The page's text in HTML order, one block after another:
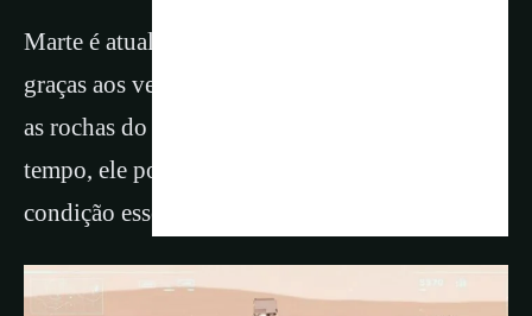
Marte é atualmente um deserto gélido, mas
graças aos veículos exploradores que estudaram
as rochas do planeta, sabemos que, há muito
tempo, ele possuía água líquida — uma
condição essencial para a vida.